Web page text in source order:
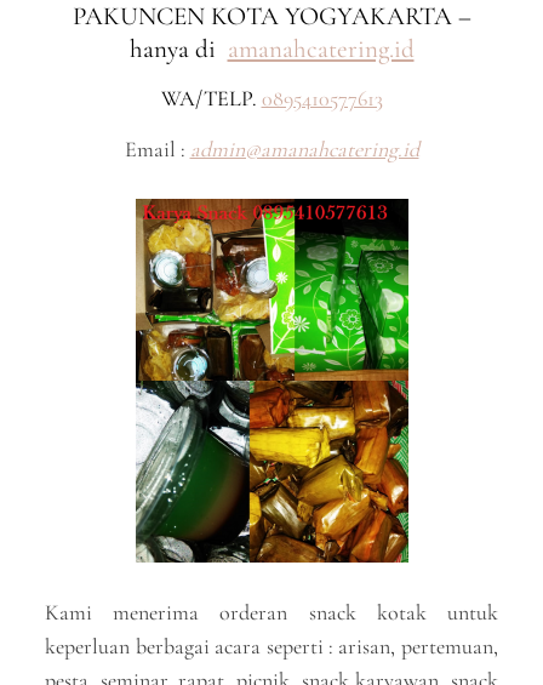
PAKUNCEN KOTA YOGYAKARTA –
hanya di amanahcatering.id
WA/TELP. 0895410577613
Email : admin@amanahcatering.id
Kami menerima orderan snack kotak untuk
keperluan berbagai acara seperti : arisan, pertemuan,